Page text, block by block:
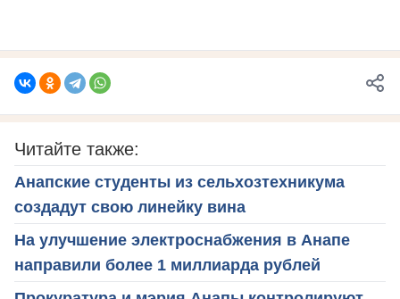
Читайте также:
Анапские студенты из сельхозтехникума
создадут свою линейку вина
На улучшение электроснабжения в Анапе
направили более 1 миллиарда рублей